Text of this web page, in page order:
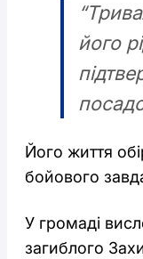
його
Його життя
бойового
У громаді
загиблого